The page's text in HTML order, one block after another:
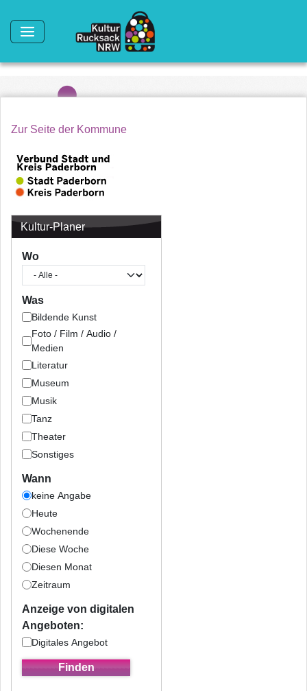
Zur Seite der Kommune
Kultur-Planer
Wo
Was
Bildende Kunst
Foto / Film / Audio /
Medien
Literatur
Museum
Musik
Tanz
Theater
Sonstiges
Wann
keine Angabe
Heute
Wochenende
Diese Woche
Diesen Monat
Zeitraum
Anzeige von digitalen
Angeboten:
Digitales Angebot